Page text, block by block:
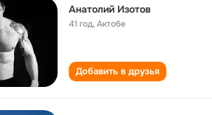
Анатолий Изотов
41 год,Актобе
Добавить в друзья